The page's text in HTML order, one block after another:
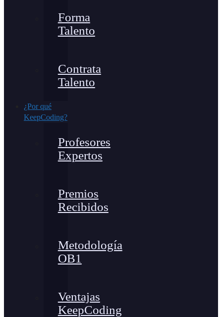
Forma
Talento
Contrata
Talento
¿Por qué
KeepCoding?
Profesores
Expertos
Premios
Recibidos
Metodología
OB1
Ventajas
KeepCoding